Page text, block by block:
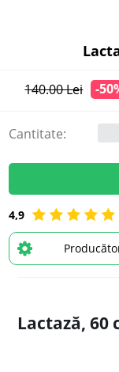
4,9
140.00 Lei -
Cantitate:
Lactază,